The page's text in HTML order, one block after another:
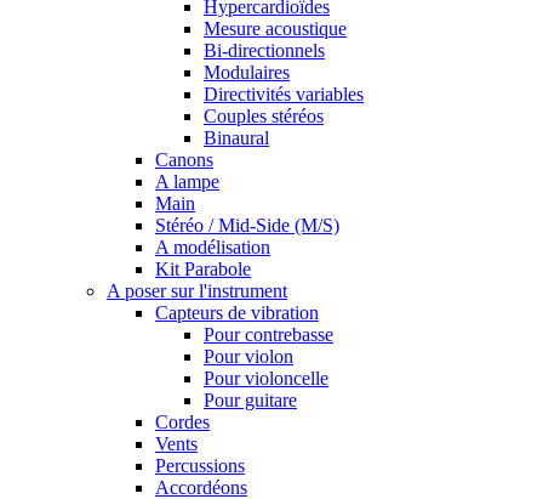
Hypercardioïdes
Mesure acoustique
Bi-directionnels
Modulaires
Directivités variables
Couples stéréos
Binaural
Canons
A lampe
Main
Stéréo / Mid-Side (M/S)
A modélisation
Kit Parabole
A poser sur l'instrument
Capteurs de vibration
Pour contrebasse
Pour violon
Pour violoncelle
Pour guitare
Cordes
Vents
Percussions
Accordéons